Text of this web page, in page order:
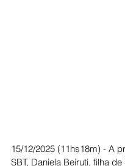
15/12/2025 (11hs18m) - A
SBT, Daniela Beiruti, filha de